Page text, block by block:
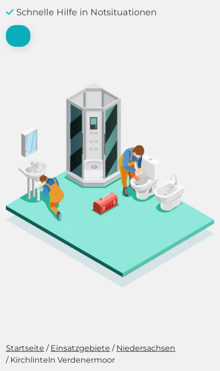
Schnelle Hilfe in Notsituationen
Startseite Einsatzgebiete
Niedersachsen
Kirchlinteln Verdenermoor